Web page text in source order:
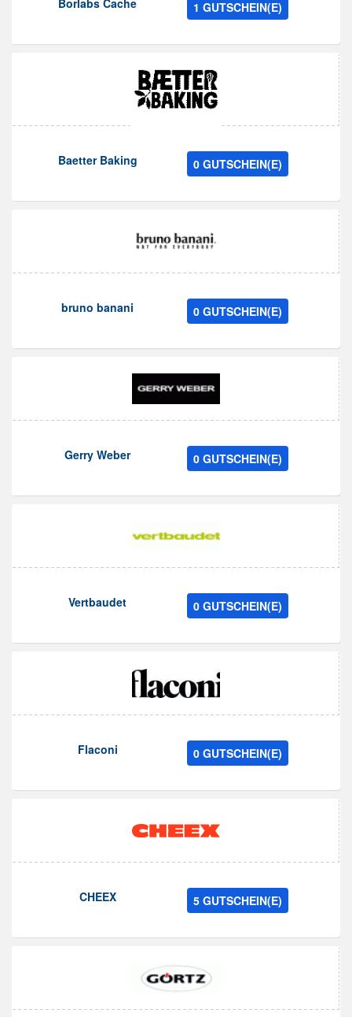
Borlabs Cache 1 GUTSCHEIN(E)
Baetter Baking 0 GUTSCHEIN(E)
bruno banani 0 GUTSCHEIN(E)
Gerry Weber 0 GUTSCHEIN(E)
Vertbaudet 0 GUTSCHEIN(E)
Flaconi 0 GUTSCHEIN(E)
CHEEX 5 GUTSCHEIN(E)